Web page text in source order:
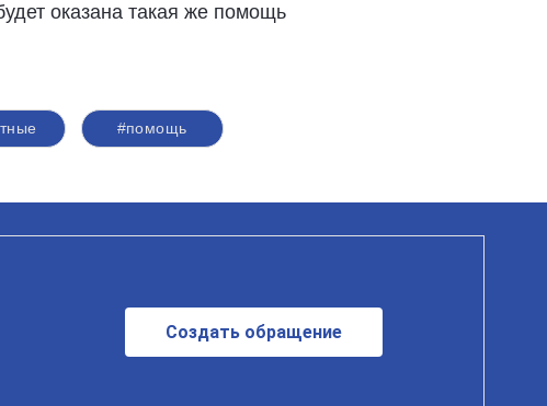
оказана такая же помощь
#помощь
Создать обращение